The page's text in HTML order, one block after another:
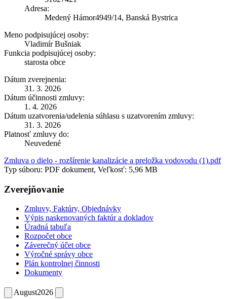
Adresa:
Medený Hámor4949/14, Banská Bystrica
Meno podpisujúcej osoby:
Vladimír Bušniak
Funkcia podpisujúcej osoby:
starosta obce
Dátum zverejnenia:
31. 3. 2026
Dátum účinnosti zmluvy:
1. 4. 2026
Dátum uzatvorenia/udelenia súhlasu s uzatvorením zmluvy:
31. 3. 2026
Platnosť zmluvy do:
Neuvedené
Zmluva o dielo - rozšírenie kanalizácie a preložka vodovodu (1).pdf
Typ súboru: PDF dokument, Veľkosť: 5,96 MB
Zverejňovanie
Zmluvy, Faktúry, Objednávky
Výpis naskenovaných faktúr a dokladov
Úradná tabuľa
Rozpočet obce
Záverečný účet obce
Výročné správy obce
Plán kontrolnej činnosti
Dokumenty
August2026